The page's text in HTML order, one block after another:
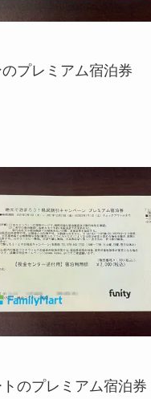
プレミアム宿泊券
のプレミアム宿泊券